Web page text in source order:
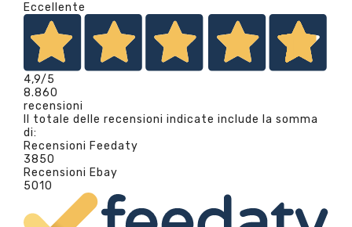
Eccellente
4,9/5
8.860
recensioni
Il totale delle recensioni indicate include la somma
di:
Recensioni Feedaty
3850
Recensioni Ebay
5010